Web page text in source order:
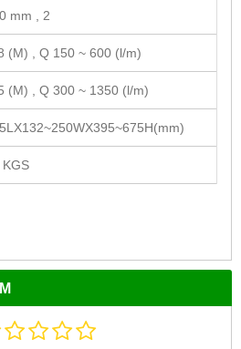
mm , 2
(M) , Q 150 ~ 600 (l/m)
(M) , Q 300 ~ 1350 (l/m)